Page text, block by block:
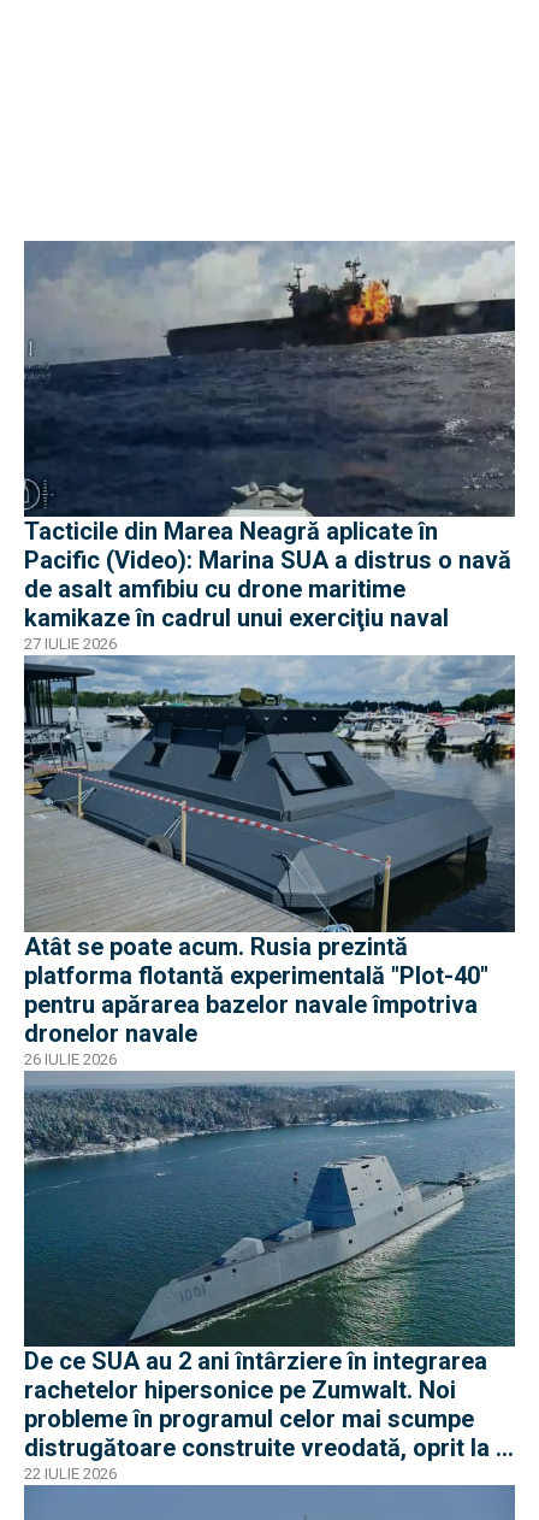
Tacticile din Marea Neagră aplicate în
Pacific (Video): Marina SUA a distrus o navă
de asalt amfibiu cu drone maritime
kamikaze în cadrul unui exerciţiu naval
27 IULIE 2026
Atât se poate acum. Rusia prezintă
platforma flotantă experimentală "Plot-40"
pentru apărarea bazelor navale împotriva
dronelor navale
26 IULIE 2026
De ce SUA au 2 ani întârziere în integrarea
rachetelor hipersonice pe Zumwalt. Noi
probleme în programul celor mai scumpe
distrugătoare construite vreodată, oprit la 3
nave
22 IULIE 2026